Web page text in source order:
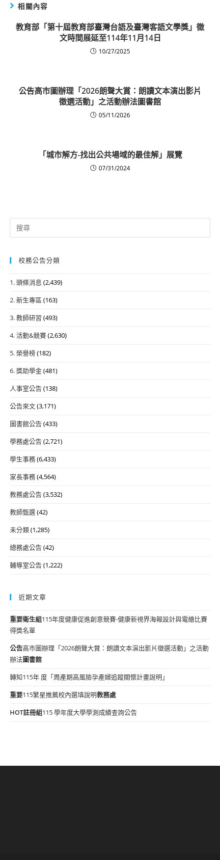
相關內容
教育部「第十屆教育部臺灣台語及臺灣客語文學獎」徵
文時間展延至114年11月14日
10/27/2025
公告高市圖辦理「2026朗聲大賞：朗讀文本演出影片
徵選活動」之活動辦法圖書館
05/11/2026
「城市解方-找出公共場域的最佳解」展覽
07/31/2024
Search
for:
校務公告分類
1. 頭條消息 (2,439)
2. 新生專區 (163)
3. 教師研習 (493)
4. 活動&競賽(2,630)
5. 榮譽榜(182)
6. 獎助學金(481)
人事室公告(138)
公告來文(3,171)
圖書館公告(433)
學務處公告(2,721)
學生事務(6,433)
家長事務(4,564)
教務處公告(3,532)
教師甄選(42)
未分類(1,285)
總務處公告(42)
輔導室公告(1,222)
近期文章
重要衛生組115年度健康促進創意競賽-健康新視界海報設計與電繪比賽
得獎名單
公告高市圖辦理「2026朗聲大賞：朗讀文本演出影片徵選活動」之活動
辦法圖書館
轉知115年 度「周產期高風險孕產婦追蹤關懷計畫說明」
重要115繁星推薦校內選填說明教務處
HOT註冊組115 學年度大學學測成績查詢公告